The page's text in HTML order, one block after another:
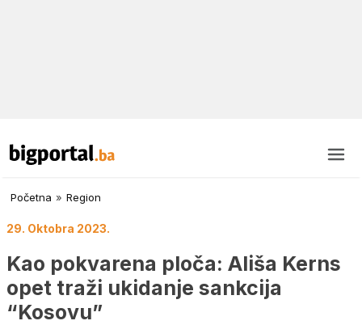
Početna » Region
29. Oktobra 2023.
Kao pokvarena ploča: Ališa Kerns
opet traži ukidanje sankcija
“Kosovu”